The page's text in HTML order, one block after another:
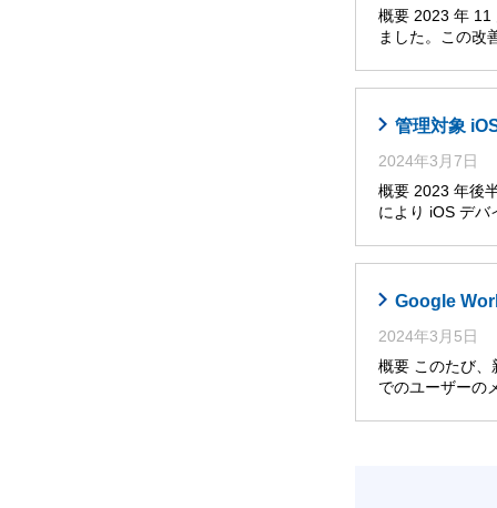
概要 2023 年
ました。この改
管理対象
2024年3月7日
概要 2023 年後
により iOS デ
Google
2024年3月5日
概要 このたび、
でのユーザーの